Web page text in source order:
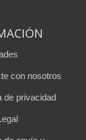
con nosotros
de privacidad